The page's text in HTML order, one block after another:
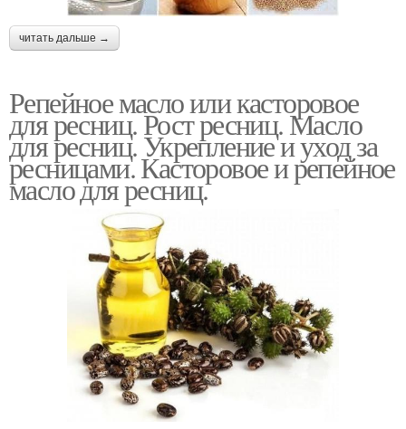
читать дальше →
Репейное масло или касторовое
для ресниц. Рост ресниц. Масло
для ресниц. Укрепление и уход за
ресницами. Касторовое и репейное
масло для ресниц.